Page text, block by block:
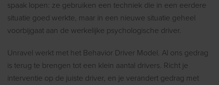
spaak lopen: ze gebruiken een techniek die in een eerdere
situatie goed werkte, maar in een nieuwe situatie geheel
voorbijgaat aan de werkelijke psychologische driver.
Unravel werkt met het Behavior Driver Model. Al ons gedrag
is terug te brengen tot een klein aantal drivers. Richt je
interventie op de juiste driver, en je verandert gedrag met